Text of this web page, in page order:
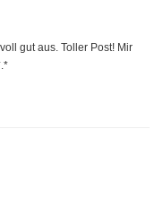
gut aus. Toller Post! Mir